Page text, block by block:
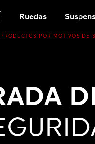
Ruedas
POR MOTIVOS DE